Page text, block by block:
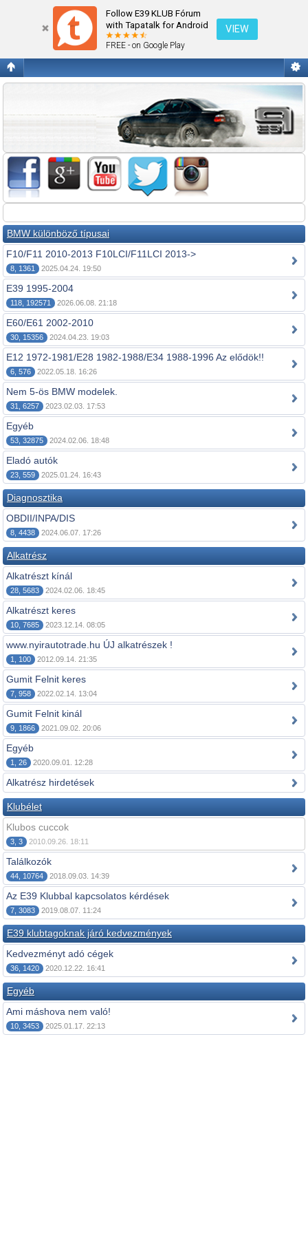
Follow E39 KLUB Fórum
with Tapatalk for Android
FREE - on Google Play
VIEW
Fórum kezdőlap megtekintése
BMW különböző típusai
F10/F11 2010-2013 F10LCI/F11LCI 2013->
8, 1361 2025.04.24. 19:50
E39 1995-2004
118, 192571 2026.06.08. 21:18
E60/E61 2002-2010
30, 15356 2024.04.23. 19:03
E12 1972-1981/E28 1982-1988/E34 1988-1996 Az elődök!!
6, 576 2022.05.18. 16:26
Nem 5-ös BMW modelek.
31, 6257 2023.02.03. 17:53
Egyéb
53, 32875 2024.02.06. 18:48
Eladó autók
23, 559 2025.01.24. 16:43
Diagnosztika
OBDII/INPA/DIS
8, 4438 2024.06.07. 17:26
Alkatrész
Alkatrészt kínál
28, 5683 2024.02.06. 18:45
Alkatrészt keres
10, 7685 2023.12.14. 08:05
www.nyirautotrade.hu ÚJ alkatrészek !
1, 100 2012.09.14. 21:35
Gumit Felnit keres
7, 958 2022.02.14. 13:04
Gumit Felnit kinál
9, 1866 2021.09.02. 20:06
Egyéb
1, 26 2020.09.01. 12:28
Alkatrész hirdetések
Klubélet
Klubos cuccok
3, 3 2010.09.26. 18:11
Találkozók
44, 10764 2018.09.03. 14:39
Az E39 Klubbal kapcsolatos kérdések
7, 3083 2019.08.07. 11:24
E39 klubtagoknak járó kedvezmények
Kedvezményt adó cégek
36, 1420 2020.12.22. 16:41
Egyéb
Ami máshova nem való!
10, 3453 2025.01.17. 22:13